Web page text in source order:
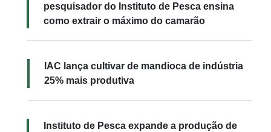
pesquisador do Instituto de Pesca ensina
como extrair o máximo do camarão
IAC lança cultivar de mandioca de indústria
25% mais produtiva
Instituto de Pesca expande a produção de